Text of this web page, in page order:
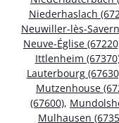
Niederhaslach
Neuwiller-lès-
Neuve-Église
Ittlenheim
Lauterbourg
Mutzenhouse
(67600),
Mulhausen